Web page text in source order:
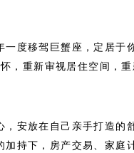
度移驾巨蟹座，定居于
，重新审视居住空间，重
安放在自己亲手打造的
加持下，房产交易、家庭